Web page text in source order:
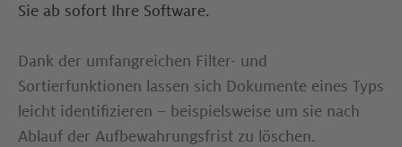
Sie ab sofort Ihre Software. ​
Dank der umfangreichen Filter- und
Sortierfunktionen lassen sich Dokumente eines Typs
leicht identifizieren – beispielsweise um sie nach
Ablauf der Aufbewahrungsfrist zu löschen.